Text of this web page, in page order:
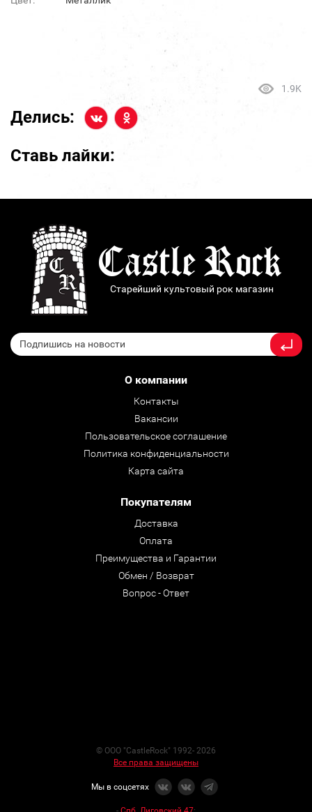
1.9K
Делись:
Ставь лайки:
Старейший культовый рок магазин
О компании
Контакты
Вакансии
Пользовательское соглашение
Политика конфиденциальности
Карта сайта
Покупателям
Доставка
Оплата
Преимущества и Гарантии
Обмен / Возврат
Вопрос - Ответ
© ООО "CastleRock" 1992- 2026
Все права защищены
Мы в соцсетях